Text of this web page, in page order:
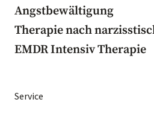
Angstbewältigung
Therapie nach
EMDR Intensiv Therapie
Service